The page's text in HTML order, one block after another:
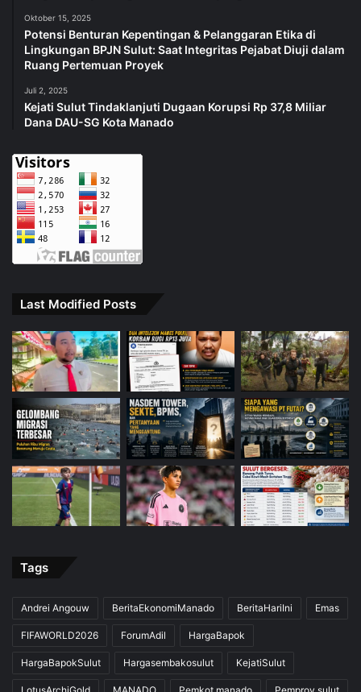
Oktober 15, 2025
Potensi Benturan Kepentingan & Pelanggaran Etika di
Lingkungan BPJN Sulut: Saat Integritas Pejabat Diuji dalam
Ruang Pertemuan Proyek
Juli 2, 2025
Kejati Sulut Tindaklanjuti Dugaan Korupsi Rp 37,8 Miliar
Dana DAU-SG Kota Manado
Last Modified Posts
Tags
Andrei Angouw BeritaEkonomiManado BeritaHariIni Emas
FIFAWORLD2026 ForumAdil HargaBapok
HargaBapokSulut Hargasembakosulut KejatiSulut